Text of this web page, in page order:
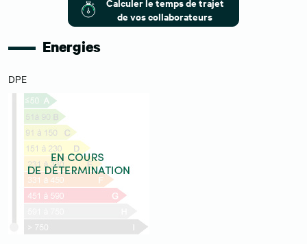
de vos collaborateurs
Energies
DPE